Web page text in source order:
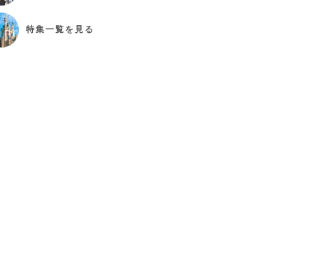
特集一覧を見る